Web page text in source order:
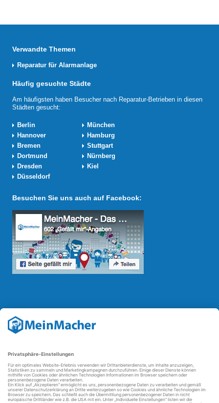
Verwandte Themen
Reparatur für Alarmanlage
Häufig gesuchte Städte
Am häufigsten haben Besucher nach Reparatur-Betrieben in diesen
Städten gesucht:
Berlin
München
Hannover
Hamburg
Bremen
Stuttgart
Dortmund
Nürnberg
Dresden
Kiel
Düsseldorf
Besuchen Sie uns auch auf Facebook:
Reparatur Revolution
Mit derReparatur-Revolution
Reparaturbedingungen in Deutschland: Für Produkte, die sich gut
reparierenden Betriebe und des Reparatur-Know-hows in
Deutschland.
Weitere Informationen
FAQ - häufig gestellte Fragen